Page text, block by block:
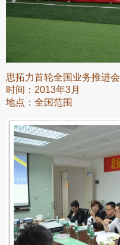
思拓力首轮全国业务推进会
时间：2013年3月
地点：全国范围